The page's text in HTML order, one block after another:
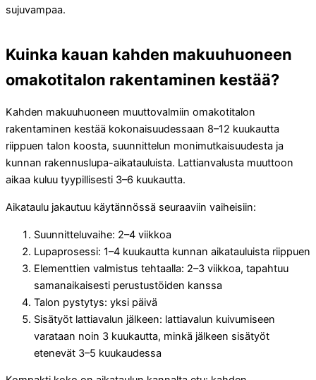
sujuvampaa.
Kuinka kauan kahden makuuhuoneen
omakotitalon rakentaminen kestää?
Kahden makuuhuoneen muuttovalmiin omakotitalon
rakentaminen kestää kokonaisuudessaan 8–12 kuukautta
riippuen talon koosta, suunnittelun monimutkaisuudesta ja
kunnan rakennuslupa-aikatauluista. Lattianvalusta muuttoon
aikaa kuluu tyypillisesti 3–6 kuukautta.
Aikataulu jakautuu käytännössä seuraaviin vaiheisiin:
Suunnitteluvaihe: 2–4 viikkoa
Lupaprosessi: 1–4 kuukautta kunnan aikatauluista riippuen
Elementtien valmistus tehtaalla: 2–3 viikkoa, tapahtuu
samanaikaisesti perustustöiden kanssa
Talon pystytys: yksi päivä
Sisätyöt lattiavalun jälkeen: lattiavalun kuivumiseen
varataan noin 3 kuukautta, minkä jälkeen sisätyöt
etenevät 3–5 kuukaudessa